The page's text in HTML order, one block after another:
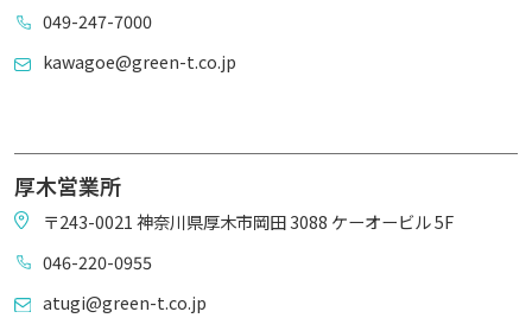
049-247-7000
kawagoe@green-t.co.jp
厚木営業所
〒243-0021 神奈川県厚木市岡田 3088 ケーオービル 5F
046-220-0955
atugi@green-t.co.jp